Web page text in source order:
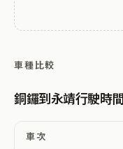
車種比較
銅鑼到永靖行駛時間
車次